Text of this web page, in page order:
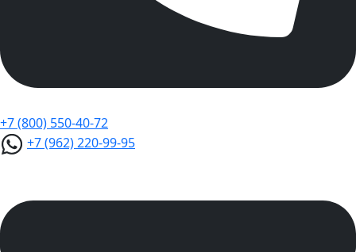
+7 (800) 550-40-72
+7 (962) 220-99-95